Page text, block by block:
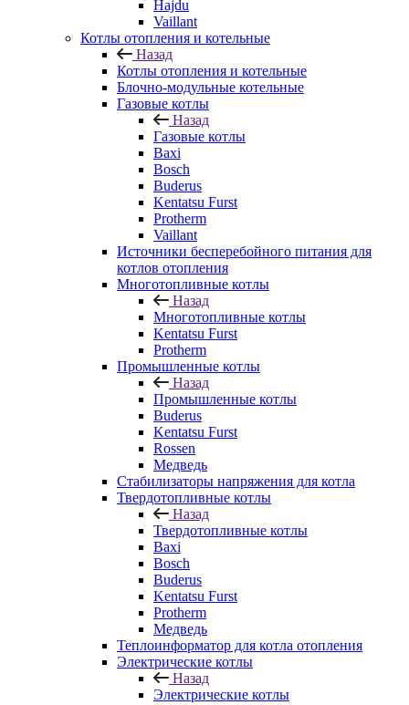
Hajdu
Vaillant
Котлы отопления и котельные
Назад
Котлы отопления и котельные
Блочно-модульные котельные
Газовые котлы
Назад
Газовые котлы
Baxi
Bosch
Buderus
Kentatsu Furst
Protherm
Vaillant
Источники бесперебойного питания для
котлов отопления
Многотопливные котлы
Назад
Многотопливные котлы
Kentatsu Furst
Protherm
Промышленные котлы
Назад
Промышленные котлы
Buderus
Kentatsu Furst
Rossen
Медведь
Стабилизаторы напряжения для котла
Твердотопливные котлы
Назад
Твердотопливные котлы
Baxi
Bosch
Buderus
Kentatsu Furst
Protherm
Медведь
Теплоинформатор для котла отопления
Электрические котлы
Назад
Электрические котлы